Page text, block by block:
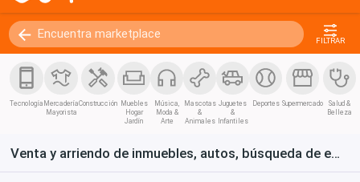
FILTRAR
Tecnología Mercadería
Mayorista
Construcción Muebles
Hogar
Jardín
Música,
Moda &
Arte
Mascotas
&
Animales
Juguetes
&
Infantiles
Deportes Supermercado
Salud &
Belleza
Venta y arriendo de inmuebles, autos, búsqueda de empleo y bienes de consumo en Chile